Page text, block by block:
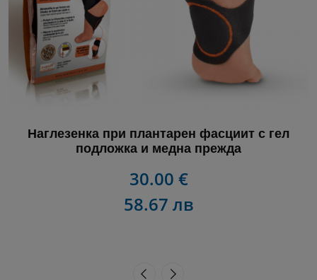
Наглезенка при плантарен фасциит с гел
подложка и медна прежда
30.00 €
58.67 лв